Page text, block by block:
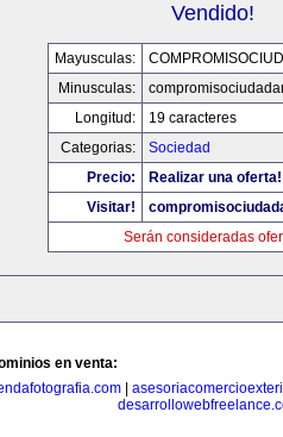
Vendido!
Mayusculas:
Minusculas:
Longitud:
19 caracteres
Categorias:
Sociedad
Precio:
Realizar una oferta!
Visitar!
Serán consideradas
en venta: